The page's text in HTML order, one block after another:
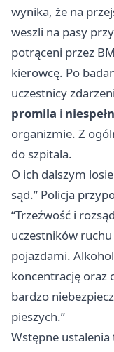
wynika, że na
weszli na pasy
potrąceni przez
kierowcę. Po
uczestnicy
promila i
organizmie. Z
do szpitala.
O ich dalszym
sąd.” Policja
“Trzeźwość i
uczestników
pojazdami.
koncentrację oraz
bardzo
pieszych.”
Wstępne